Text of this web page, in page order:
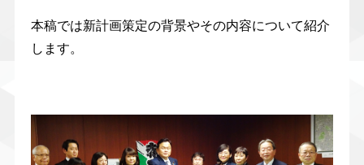
本稿では新計画策定の背景やその内容について紹介
します。